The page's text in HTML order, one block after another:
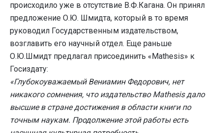
происходило уже в отсутствие В.Ф.Кагана. Он принял
предложение О.Ю. Шмидта, который в то время
руководил Государственным издательством,
возглавить его научный отдел. Еще раньше
О.Ю.Шмидт предлагал присоединить «Mathesis» к
Госиздату:
«Глубокоуважаемый Вениамин Федорович, нет
никакого сомнения, что издательство Mathesis дало
высшие в стране достижения в области книги по
точным наукам. Продолжение этой работы есть